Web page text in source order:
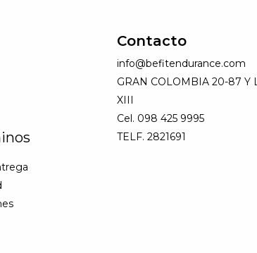
Contacto
info@befitendurance.com
GRAN COLOMBIA 20-87 Y
XIII
Cel. 098 425 9995
TELF. 2821691